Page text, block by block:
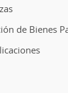
de Bienes